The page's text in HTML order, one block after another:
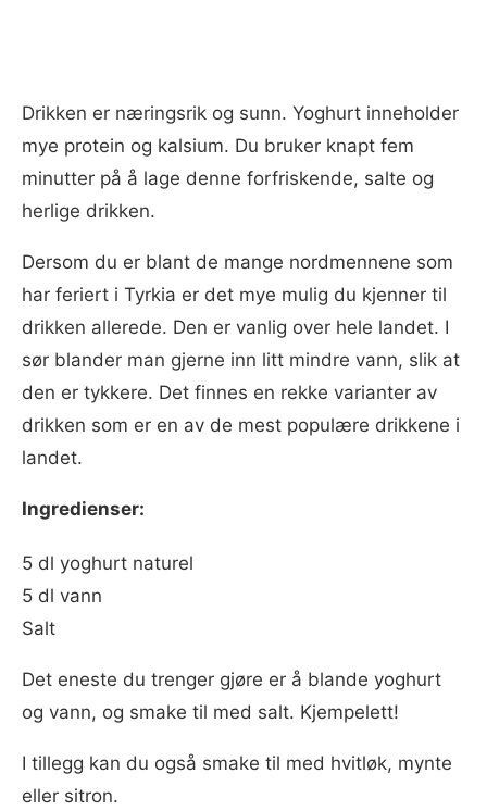
Drikken er næringsrik og sunn. Yoghurt inneholder
mye protein og kalsium. Du bruker knapt fem
minutter på å lage denne forfriskende, salte og
herlige drikken.
Dersom du er blant de mange nordmennene som
har feriert i Tyrkia er det mye mulig du kjenner til
drikken allerede. Den er vanlig over hele landet. I
sør blander man gjerne inn litt mindre vann, slik at
den er tykkere. Det finnes en rekke varianter av
drikken som er en av de mest populære drikkene i
landet.
Ingredienser:
5 dl yoghurt naturel
5 dl vann
Salt
Det eneste du trenger gjøre er å blande yoghurt
og vann, og smake til med salt. Kjempelett!
I tillegg kan du også smake til med hvitløk, mynte
eller sitron.